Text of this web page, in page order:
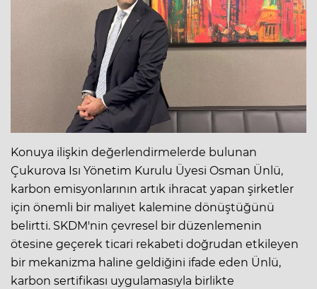
Konuya ilişkin değerlendirmelerde bulunan
Çukurova Isı Yönetim Kurulu Üyesi Osman Ünlü,
karbon emisyonlarının artık ihracat yapan şirketler
için önemli bir maliyet kalemine dönüştüğünü
belirtti. SKDM'nin çevresel bir düzenlemenin
ötesine geçerek ticari rekabeti doğrudan etkileyen
bir mekanizma haline geldiğini ifade eden Ünlü,
karbon sertifikası uygulamasıyla birlikte